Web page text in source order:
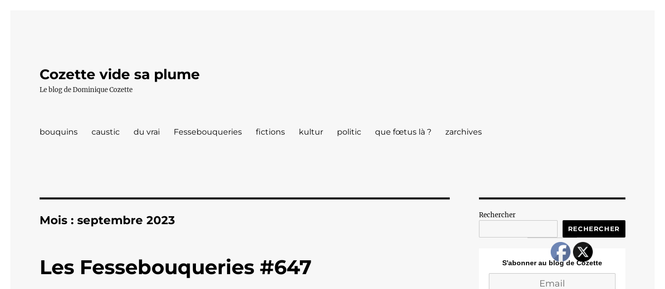
Cozette vide sa plume
Le blog de Dominique Cozette
bouquins caustic du vrai Fessebouqueries fictions kultur politic que fœtus là ? zarchives
Mois :septembre 2023
Les Fessebouqueries #647
Rechercher
RECHERCHER
S'abonner au blog de Cozette